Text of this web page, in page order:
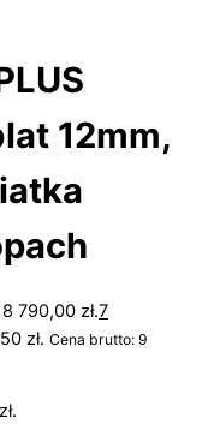
12mm,
790,00 zł.7
zł. Cena brutto: 9
zł.